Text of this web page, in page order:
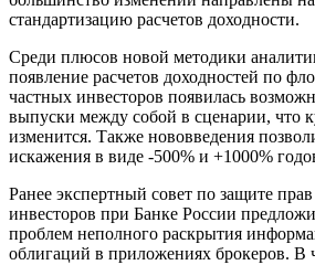
стандартизацию расчетов доходности.
Среди плюсов новой методики
появление расчетов доходностей по
частных инвесторов появилась
выпуски между собой в сценарии, что
изменится. Также нововведения
искажения в виде -500% и +1000%
Ранее экспертный совет по защите
инвесторов при Банке России
проблем неполного раскрытия
облигаций в приложениях брокеров. В